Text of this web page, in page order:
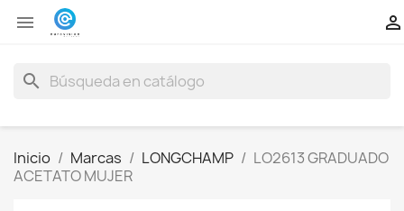
 
search
Inicio Marcas LONGCHAMP
LO2613 GRADUADO
ACETATO MUJER